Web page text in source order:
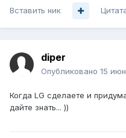
Вставить ник
diper
Опубликовано 15
Когда LG сделаете и
дайте знать... ))